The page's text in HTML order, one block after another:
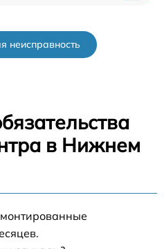
неисправность
в Нижнем